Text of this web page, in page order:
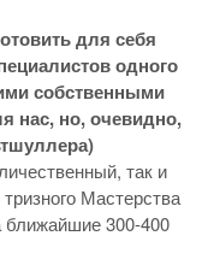
для себя
одного
собственными
нас, но, очевидно,
так и
Мастерства
300-400